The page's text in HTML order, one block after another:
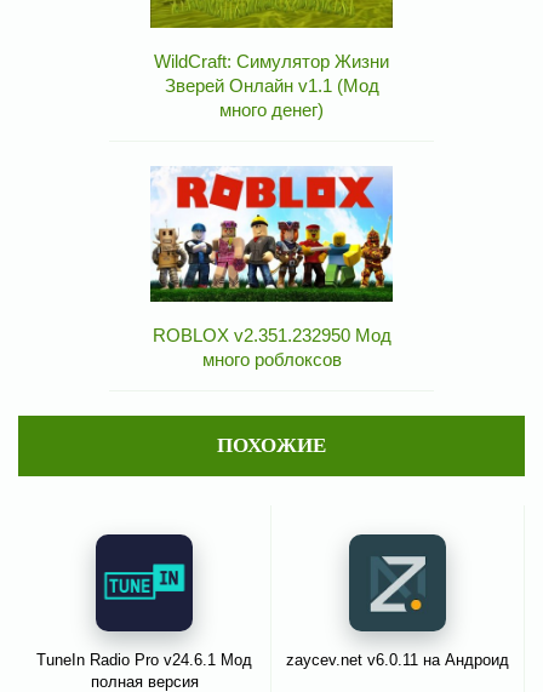
WildCraft: Симулятор Жизни
Зверей Онлайн v1.1 (Мод
много денег)
ROBLOX v2.351.232950 Мод
много роблоксов
ПОХОЖИЕ
TuneIn Radio Pro v24.6.1 Мод
полная версия
zaycev.net v6.0.11 на Андроид